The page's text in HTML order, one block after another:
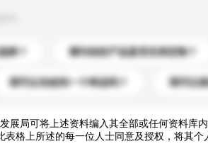
择？ 请问你的产品是否支持定制？
我可以先收到一个样品吗？ 我可以
展局可将上述资料编入其全部或任何资料库
格上所述的每一位人士同意及授权，将其个